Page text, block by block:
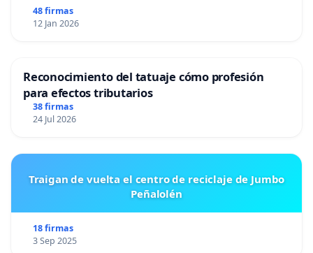
48 firmas
12 Jan 2026
Reconocimiento del tatuaje cómo profesión
para efectos tributarios
38 firmas
24 Jul 2026
Traigan de vuelta el centro de reciclaje de Jumbo
Peñalolén
18 firmas
3 Sep 2025